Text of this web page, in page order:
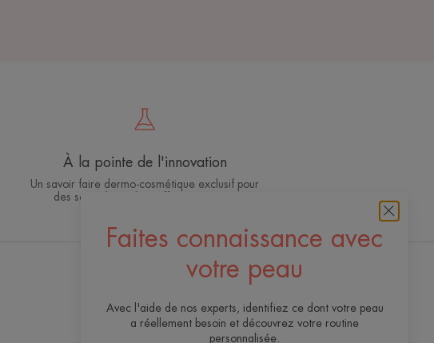
Faites connaissance avec
votre peau
Avec l'aide de nos experts, identifiez ce dont votre peau
a réellement besoin et découvrez votre routine
personnalisée.
À la pointe de l'innovation
Un savoir faire dermo-cosmétique exclusif pour
des soins de qualité, efficaces et sûrs
Recevez notre newsletter
Toujours là pour votre peau ! Tous nos conseils
pour en prendre soin au quotidien.